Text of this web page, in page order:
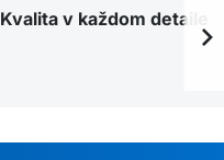
Kvalita v každom detaile